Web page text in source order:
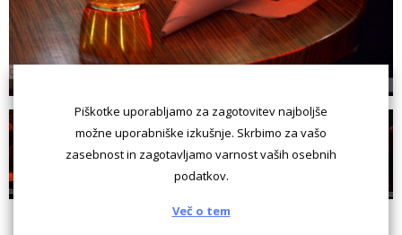
Piškotke uporabljamo za zagotovitev najboljše
možne uporabniške izkušnje. Skrbimo za vašo
zasebnost in zagotavljamo varnost vaših osebnih
podatkov.
Več o tem